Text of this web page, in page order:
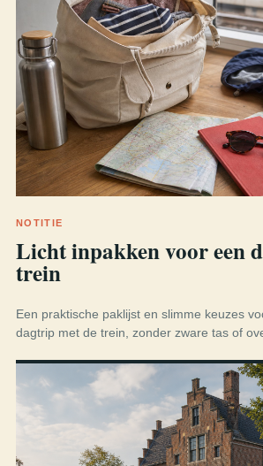
NOTITIE
Licht inpakken voor een
trein
Een praktische paklijst en slimme keuzes
dagtrip met de trein, zonder zware tas of